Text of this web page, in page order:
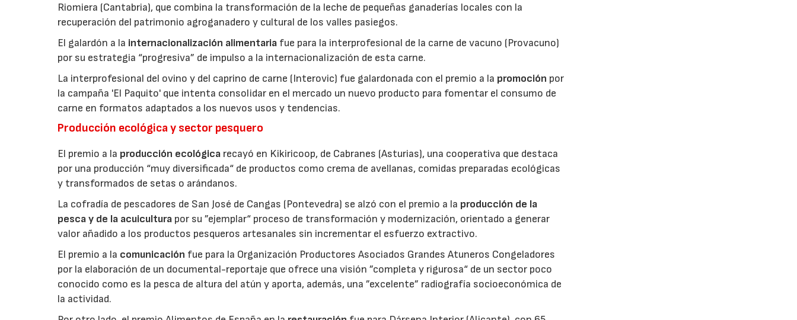
Riomiera (Cantabria), que combina la transformación de la leche de pequeñas ganaderías locales con la
recuperación del patrimonio agroganadero y cultural de los valles pasiegos.
El galardón a la internacionalización alimentaria fue para la interprofesional de la carne de vacuno (Provacuno)
por su estrategia “progresiva” de impulso a la internacionalización de esta carne.
La interprofesional del ovino y del caprino de carne (Interovic) fue galardonada con el premio a la promoción por
la campaña 'El Paquito' que intenta consolidar en el mercado un nuevo producto para fomentar el consumo de
carne en formatos adaptados a los nuevos usos y tendencias.
Producción ecológica y sector pesquero
El premio a la producción ecológica recayó en Kikiricoop, de Cabranes (Asturias), una cooperativa que destaca
por una producción “muy diversificada“ de productos como crema de avellanas, comidas preparadas ecológicas
y transformados de setas o arándanos.
La cofradía de pescadores de San José de Cangas (Pontevedra) se alzó con el premio a la producción de la
pesca y de la acuicultura por su ”ejemplar“ proceso de transformación y modernización, orientado a generar
valor añadido a los productos pesqueros artesanales sin incrementar el esfuerzo extractivo.
El premio a la comunicación fue para la Organización Productores Asociados Grandes Atuneros Congeladores
por la elaboración de un documental-reportaje que ofrece una visión ”completa y rigurosa“ de un sector poco
conocido como es la pesca de altura del atún y aporta, además, una ”excelente” radiografía socioeconómica de
la actividad.